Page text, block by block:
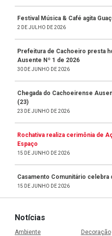
Festival Música & Café agita
2 DE JULHO DE 2026
Prefeitura de Cachoeiro presta
Ausente Nº 1 de 2026
30 DE JUNHO DE 2026
Chegada do Cachoeirense
(23)
23 DE JUNHO DE 2026
Rochativa realiza cerimônia de
Espaço
15 DE JUNHO DE 2026
Casamento Comunitário
15 DE JUNHO DE 2026
Notícias
Ambiente
Decoração